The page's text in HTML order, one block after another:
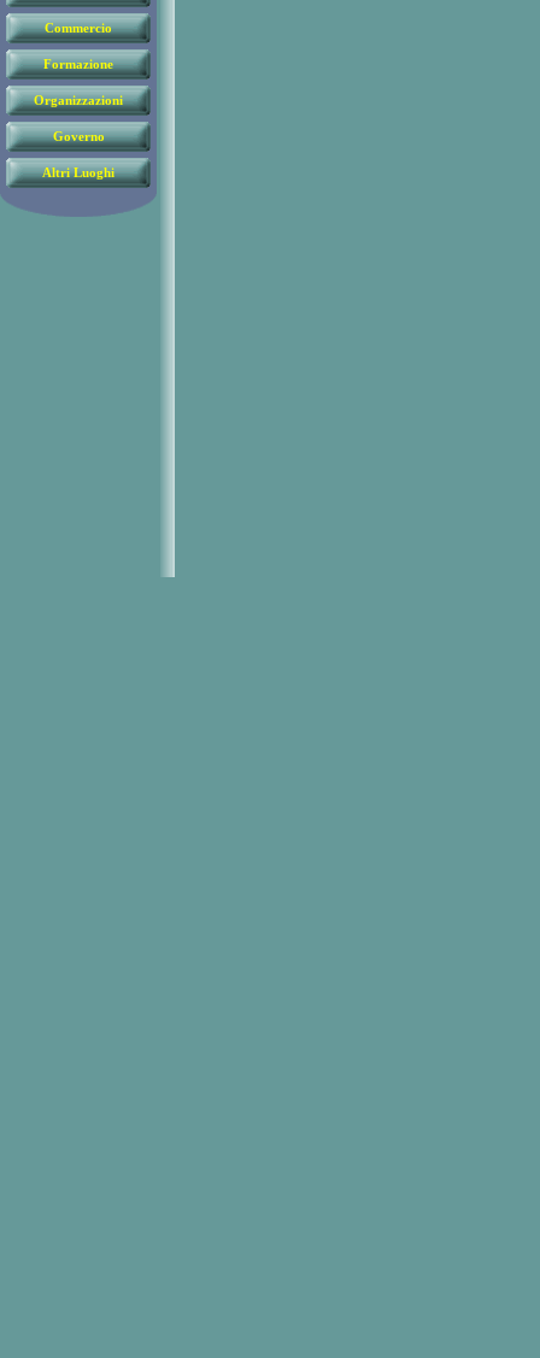
Commercio
Formazione
Organizzazioni
Governo
Altri Luoghi